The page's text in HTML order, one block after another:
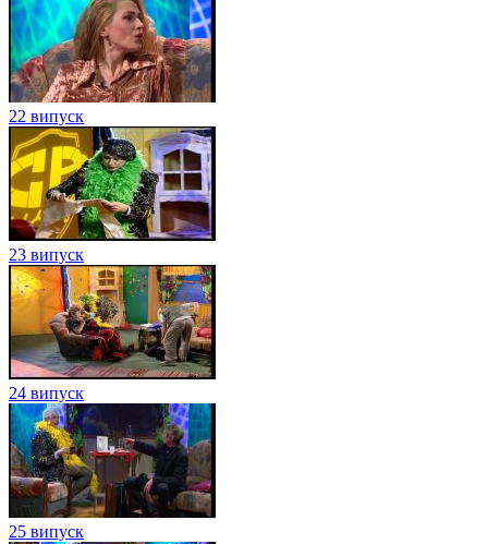
22 випуск
23 випуск
24 випуск
25 випуск